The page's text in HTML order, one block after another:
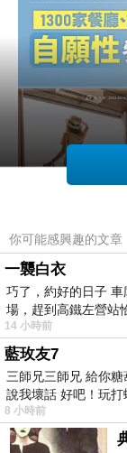
你們辦公室裡的
我先問：有二個
1、有店家因為
2、冷氣開26度
之前就有新聞報
您可以看一下
你可能感興趣的文章
一襲白衣
巧了，約好的日子
場，趕到高鐵左營站
14 小時前
藍玫友7
三師兄三師兄 給你
說我壞話 好吧！玩
8 小時前